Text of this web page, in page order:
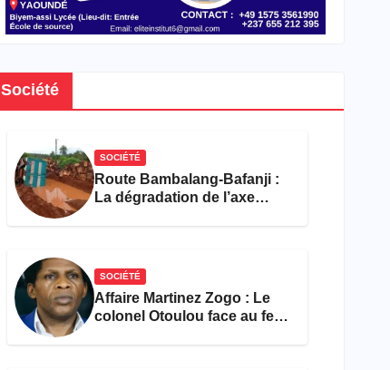
Société
SOCIÉTÉ
Route Bambalang-Bafanji :
La dégradation de l’axe
SOCIÉTÉ
Affaire Martinez Zogo : Le
colonel Otoulou face au feu